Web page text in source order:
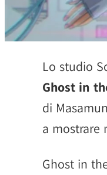
Lo studio
Ghost in
di
a mostrare
Ghost in